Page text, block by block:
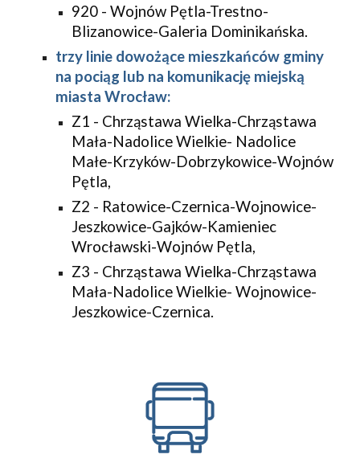
920 -Wojnów Pętla-Trestno-
Blizanowice-Galeria Dominikańska.
trzy linie dowożące mieszkańców gminy
na pociąg lub na komunikację miejską
miasta Wrocław:
Z1 - Chrząstawa Wielka-Chrząstawa
Mała-Nadolice Wielkie- Nadolice
Małe-Krzyków-Dobrzykowice-Wojnów
Pętla,
Z2 - Ratowice-Czernica-Wojnowice-
Jeszkowice-Gajków-Kamieniec
Wrocławski-Wojnów Pętla,
Z3 - Chrząstawa Wielka-Chrząstawa
Mała-Nadolice Wielkie- Wojnowice-
Jeszkowice-Czernica.